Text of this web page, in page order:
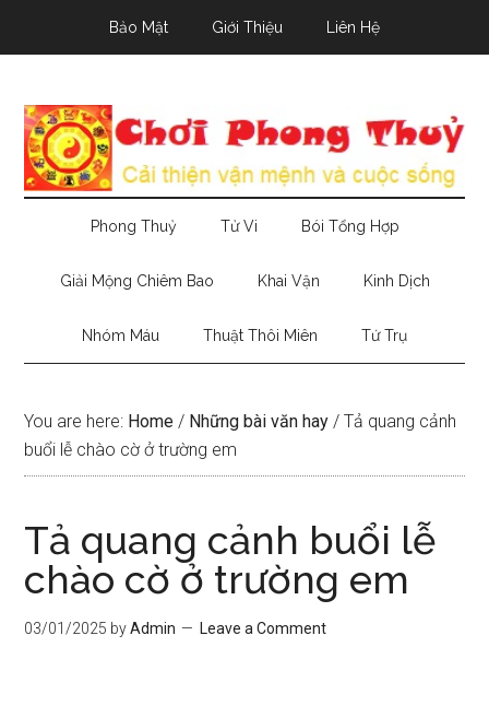
Bảo Mật Giới Thiệu Liên Hệ
Phong Thuỷ Tử Vi Bói Tổng Hợp
Giải Mộng Chiêm Bao Khai Vận Kinh Dịch
Nhóm Máu Thuật Thôi Miên Tứ Trụ
You are here: Home / Những bài văn hay / Tả quang cảnh
buổi lễ chào cờ ở trường em
Tả quang cảnh buổi lễ
chào cờ ở trường em
03/01/2025 byAdmin Leave a Comment